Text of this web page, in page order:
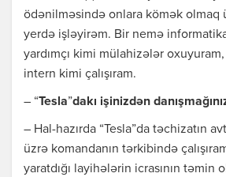
ödənilməsində onlara kömək olmaq
yerdə işləyirəm. Bir nemə
yardımçı kimi mülahizələr
intern kimi çalışıram.
– “Tesla”dakı işinizdən
– Hal-hazırda “Tesla”da təchizatın
üzrə komandanın tərkibində
yaratdığı layihələrin icrasının təmin